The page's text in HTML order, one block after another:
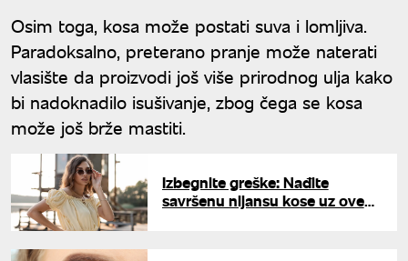
Osim toga, kosa može postati suva i lomljiva.
Paradoksalno, preterano pranje može naterati
vlasište da proizvodi još više prirodnog ulja kako
bi nadoknadilo isušivanje, zbog čega se kosa
može još brže mastiti.
Izbegnite greške: Nađite
savršenu nijansu kose uz ove